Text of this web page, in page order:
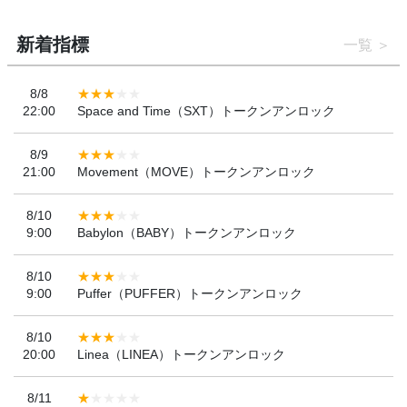
新着指標 一覧
8/8
22:00
Space and Time（SXT）トークンアンロック
8/9
21:00
Movement（MOVE）トークンアンロック
8/10
9:00
Babylon（BABY）トークンアンロック
8/10
9:00
Puffer（PUFFER）トークンアンロック
8/10
20:00
Linea（LINEA）トークンアンロック
8/11